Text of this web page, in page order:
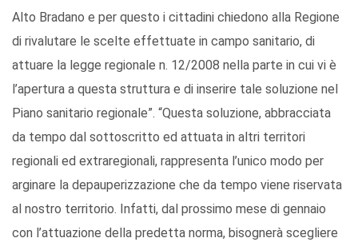
Alto Bradano e per questo i cittadini chiedono alla Regione
di rivalutare le scelte effettuate in campo sanitario, di
attuare la legge regionale n. 12/2008 nella parte in cui vi è
l’apertura a questa struttura e di inserire tale soluzione nel
Piano sanitario regionale”. “Questa soluzione, abbracciata
da tempo dal sottoscritto ed attuata in altri territori
regionali ed extraregionali, rappresenta l’unico modo per
arginare la depauperizzazione che da tempo viene riservata
al nostro territorio. Infatti, dal prossimo mese di gennaio
con l’attuazione della predetta norma, bisognerà scegliere